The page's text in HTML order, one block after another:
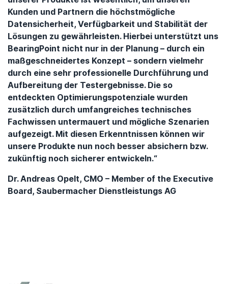
Kunden und Partnern die höchstmögliche
Datensicherheit, Verfügbarkeit und Stabilität der
Lösungen zu gewährleisten. Hierbei unterstützt uns
BearingPoint nicht nur in der Planung – durch ein
maßgeschneidertes Konzept – sondern vielmehr
durch eine sehr professionelle Durchführung und
Aufbereitung der Testergebnisse. Die so
entdeckten Optimierungspotenziale wurden
zusätzlich durch umfangreiches technisches
Fachwissen untermauert und mögliche Szenarien
aufgezeigt. Mit diesen Erkenntnissen können wir
unsere Produkte nun noch besser absichern bzw.
zukünftig noch sicherer entwickeln.“
Dr. Andreas Opelt, CMO – Member of the Executive
Board, Saubermacher Dienstleistungs AG